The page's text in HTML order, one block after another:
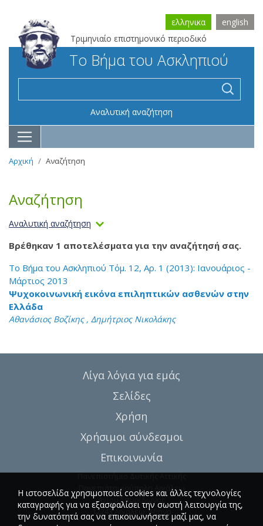
Τριμηνιαίο επιστημονικό περιοδικό
ελληνικα english
Το Βήμα του Ασκληπιού
Αναλυτική αναζήτηση
Αρχική Αναζήτηση
Αναζήτηση
Αναλυτική αναζήτηση
Βρέθηκαν 1 αποτελέσματα για την αναζήτησή σας.
Το Βήμα του Ασκληπιού Τόμ. 12, Αρ. 1 (2013): Ιανουάριος -
Μάρτιος 2013
Ψυχοκοινωνική εικόνα επιληπτικών ασθενών στην
Ελλάδα
Αθανάσιος Βοζίκης , Δημήτριος Νικολάκης
Λίγα λόγια για εμάς
Σελίδες
Χρήση
Χρήσιμοι σύνδεσμοι
Επικοινωνία
Πανεπιστήμιο Δυτικής Αττικής
Πανεπιστημιούπολη Αιγάλεω
Αγίου Σπυρίδωνος
12243 Αιγάλεω, Αθήνα
Η ιστοσελίδα χρησιμοποιεί cookies και άλλες τεχνολογίες
καταγραφής για να εξασφαλίσει την σωστή λειτουργία της,
την δυνατότητά σας να επικοινωνήσετε μαζί μας, να